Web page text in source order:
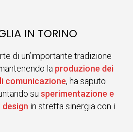
IN TORINO
di un’importante tradizione
la produzione dei
comunicazione, ha saputo
su sperimentazione e
in stretta sinergia con i